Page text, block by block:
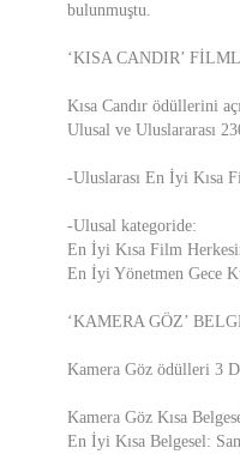
bulunmuştu.
‘KISA CANDIR’
Kısa Candır ödüllerini
Ulusal ve Uluslararası
-Uluslarası En İyi Kısa
-Ulusal kategoride:
En İyi Kısa Film
En İyi Yönetmen Gece
‘KAMERA GÖZ’
Kamera Göz ödülleri 3
Kamera Göz Kısa
En İyi Kısa Belgesel: